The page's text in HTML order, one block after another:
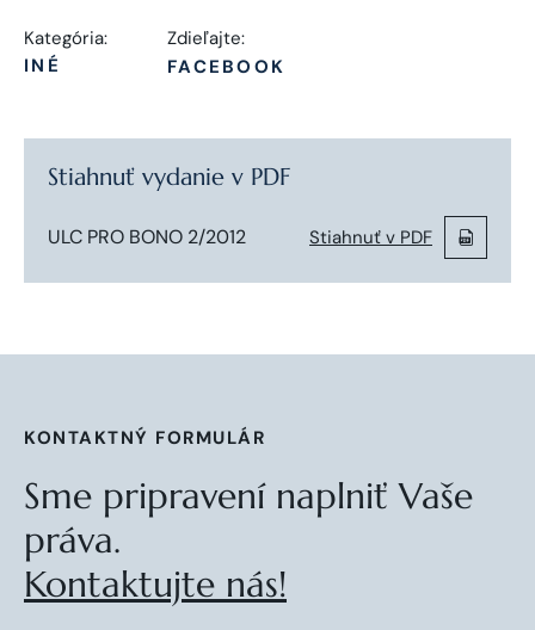
Kategória:
INÉ
Zdieľajte:
FACEBOOK
Stiahnuť vydanie v PDF
ULC PRO BONO 2/2012 Stiahnuť v PDF
KONTAKTNÝ FORMULÁR
Sme pripravení naplniť Vaše
práva.
Kontaktujte nás!